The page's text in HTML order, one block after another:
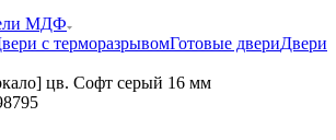
МДФ
с терморазрывомГотовые двериДвери
цв. Софт серый 16 мм